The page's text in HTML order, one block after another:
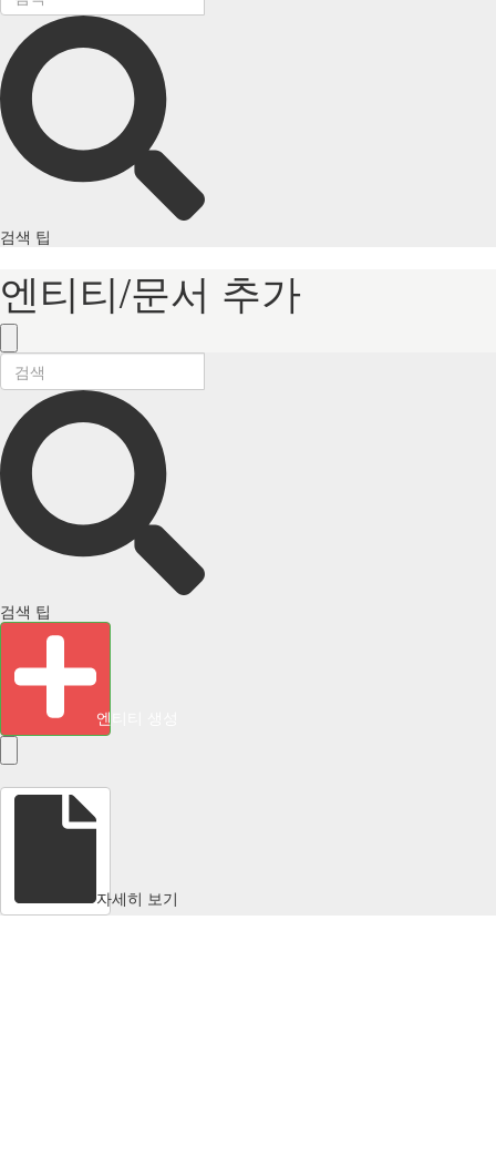
검색 팁
엔티티/문서 추가
검색 팁
엔티티 생성
자세히 보기